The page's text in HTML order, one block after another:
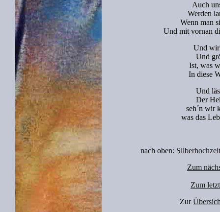
Auch
Werden
Wenn man
Und mit vornan
Und
Und
Ist, was
In diese
Und
Der
seh´n wir
was das
nach oben: Silberhochzeit
Zum
Zum
Zur